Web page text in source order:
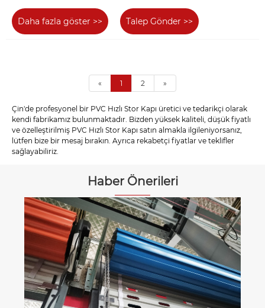
Daha fazla göster >> Talep Gönder >>
« 1 2 »
Çin'de profesyonel bir PVC Hızlı Stor Kapı üretici ve tedarikçi olarak
kendi fabrikamız bulunmaktadır. Bizden yüksek kaliteli, düşük fiyatlı
ve özelleştirilmiş PVC Hızlı Stor Kapı satın almakla ilgileniyorsanız,
lütfen bize bir mesaj bırakın. Ayrıca rekabetçi fiyatlar ve teklifler
sağlayabiliriz.
Haber Önerileri
Hızlı silindir kapılarını açmanın ortak
yolları nelerdir?
Daha fazla göster >>